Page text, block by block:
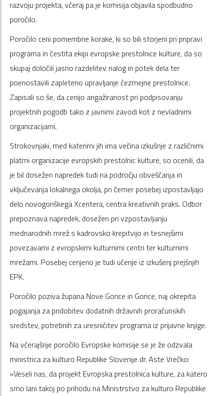
razvoju projekta, včeraj pa je komisija objavila spodbudno
poročilo.
Poročilo ceni pomembne korake, ki so bili storjeni pri pripravi
programa in čestita ekipi evropske prestolnice kulture, da so
skupaj določili jasno razdelitev nalog in potek dela ter
poenostavili zapleteno upravljanje čezmejne prestolnice.
Zapisali so še, da cenijo angažiranost pri podpisovanju
projektnih pogodb tako z javnimi zavodi kot z nevladnimi
organizacijami.
Strokovnjaki, med katerimi jih ima večina izkušnje z različnimi
platmi organizacije evropskih prestolnic kulture, so ocenili, da
je bil dosežen napredek tudi na področju obveščanja in
vključevanja lokalnega okolja, pri čemer posebej izpostavljajo
delo novogoriškega Xcentera, centra kreativnih praks. Odbor
prepoznava napredek, dosežen pri vzpostavljanju
mednarodnih mrež s kadrovsko krepitvijo in tesnejšimi
povezavami z evropskimi kulturnimi centri ter kulturnimi
mrežami. Posebej cenjeno je tudi učenje iz izkušenj prejšnjih
EPK.
Poročilo poziva župana Nove Gorice in Gorice, naj okrepita
pogajanja za pridobitev dodatnih državnih proračunskih
sredstev, potrebnih za uresničitev programa iz prijavne knjige.
Na včerajšnje poročilo Evropske komisije se je že odzvala
ministrica za kulturo Republike Slovenije dr. Aste Vrečko:
»Veseli nas, da projekt Evropska prestolnica kulture, za katero
smo lani takoj po prihodu na Ministrstvo za kulturo Republike